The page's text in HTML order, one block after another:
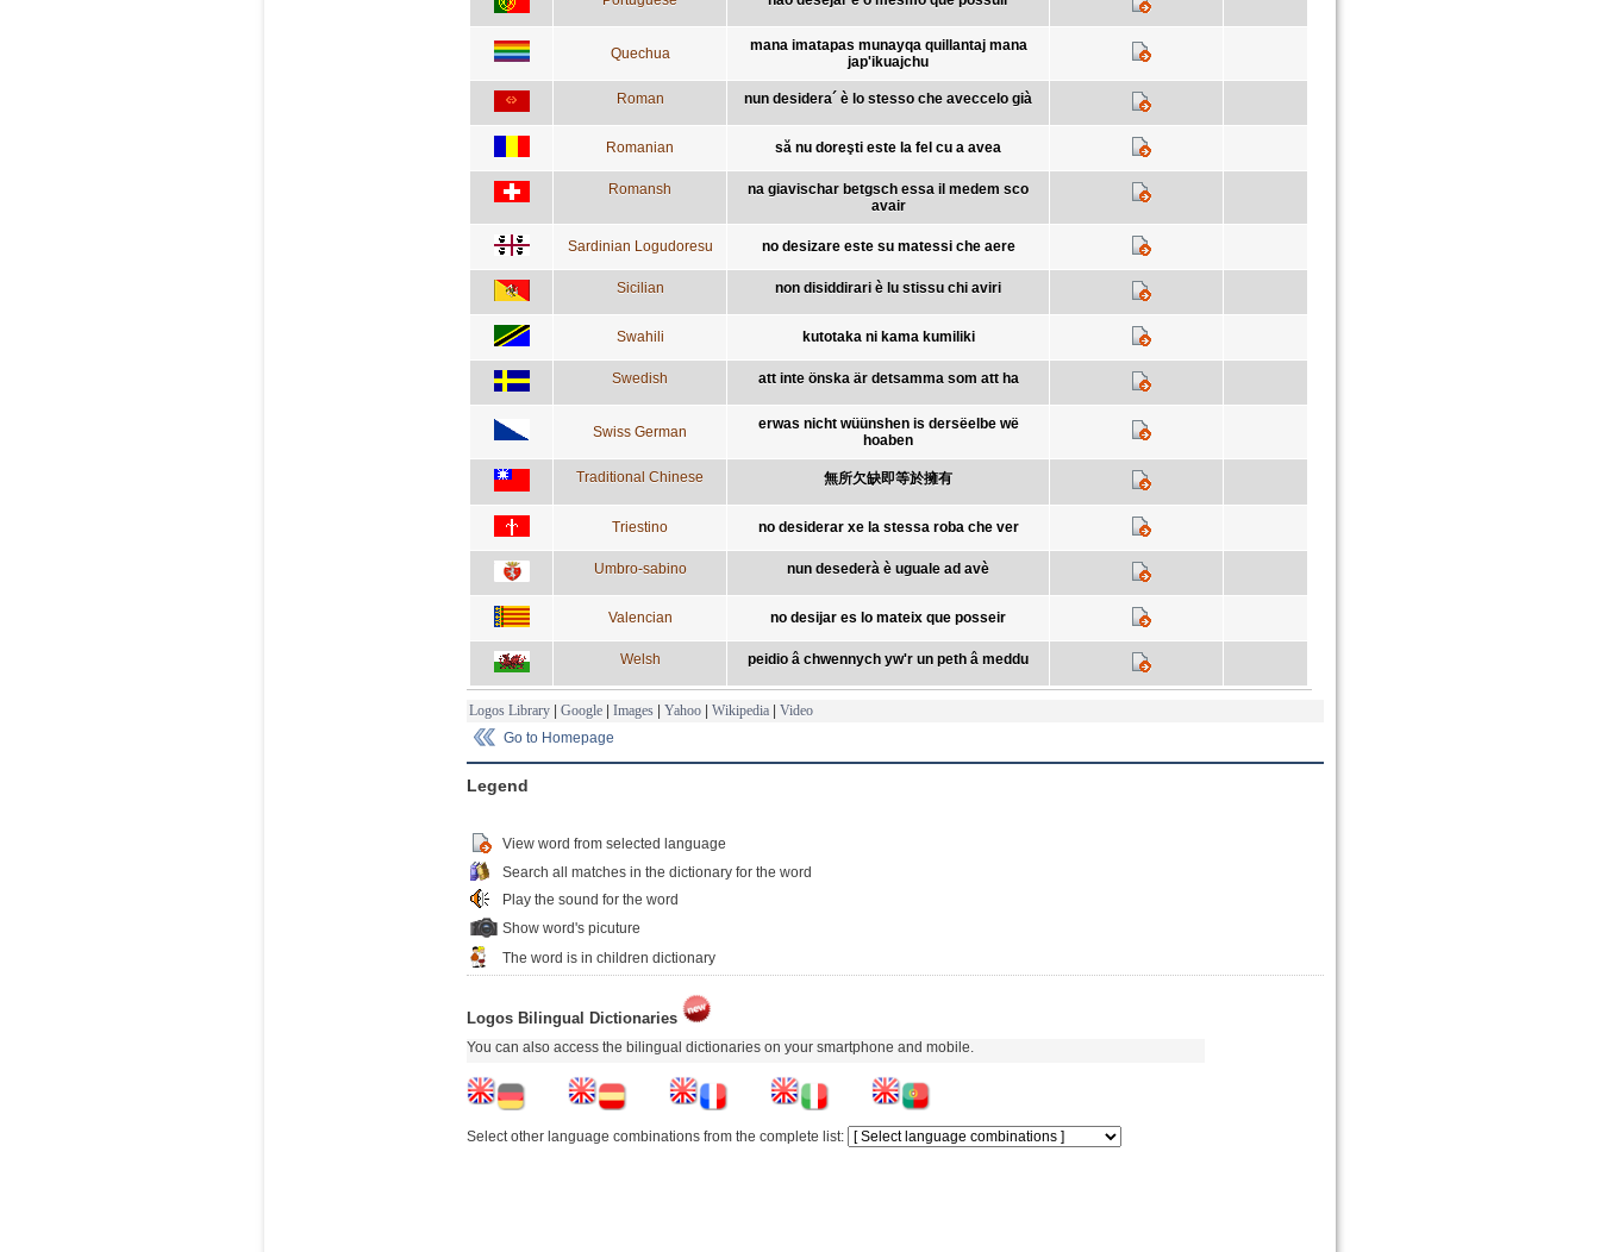
Quechua
mana imatapas munayqa quillantaj mana
jap'ikuajchu
Roman nun desidera´ è lo stesso che aveccelo già
Romanian să nu doreşti este la fel cu a avea
Romansh
na giavischar betgsch essa il medem sco
avair
Sardinian Logudoresu no desizare este su matessi che aere
Sicilian non disiddirari è lu stissu chi aviri
Swahili kutotaka ni kama kumiliki
Swedish att inte önska är detsamma som att ha
Swiss German
erwas nicht wüünshen is dersëelbe wë
hoaben
Traditional Chinese 無所欠缺即等於擁有
Triestino no desiderar xe la stessa roba che ver
Umbro-sabino nun desederà è uguale ad avè
Valencian no desijar es lo mateix que posseir
Welsh peidio â chwennych yw'r un peth â meddu
Logos Library | Google | Images | Yahoo | Wikipedia | Video
Go to Homepage
Legend
View word from selected language
Search all matches in the dictionary for the word
Play the sound for the word
Show word's picuture
The word is in children dictionary
Logos Bilingual Dictionaries
You can also access the bilingual dictionaries on your smartphone and mobile.
Select other language combinations from the complete list: